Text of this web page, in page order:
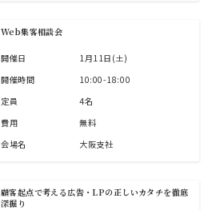
Web集客相談会
開催日
1月11日(土)
開催時間
10:00-18:00
定員
4名
費用
無料
会場名
大阪支社
顧客起点で考える広告・LPの正しいカタチを徹底
深掘り